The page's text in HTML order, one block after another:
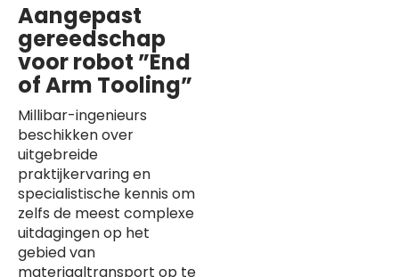
Aangepast
gereedschap
voor robot ”End
of Arm Tooling”
Millibar-ingenieurs
beschikken over
uitgebreide
praktijkervaring en
specialistische kennis om
zelfs de meest complexe
uitdagingen op het
gebied van
materiaaltransport op te